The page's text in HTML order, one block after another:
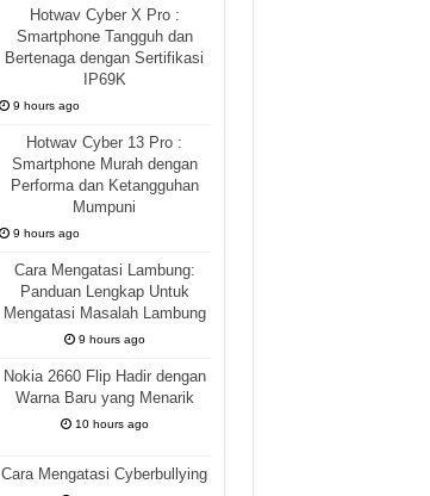
Hotwav Cyber X Pro :
Smartphone Tangguh dan
Bertenaga dengan Sertifikasi
IP69K
9 hours ago
Hotwav Cyber 13 Pro :
Smartphone Murah dengan
Performa dan Ketangguhan
Mumpuni
9 hours ago
Cara Mengatasi Lambung:
Panduan Lengkap Untuk
Mengatasi Masalah Lambung
9 hours ago
Nokia 2660 Flip Hadir dengan
Warna Baru yang Menarik
10 hours ago
Cara Mengatasi Cyberbullying